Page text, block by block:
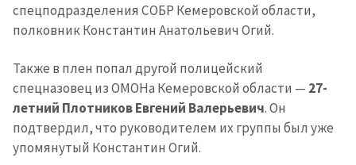
спецподразделения СОБР Кемеровской области,
полковник Константин Анатольевич Огий.
Также в плен попал другой полицейский
спецназовец из ОМОНа Кемеровской области — 27-
летний Плотников Евгений Валерьевич. Он
подтвердил, что руководителем их группы был уже
упомянутый Константин Огий.